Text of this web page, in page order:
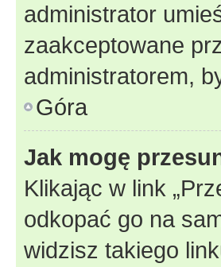
administrator
zaakceptowane
administratorem,
Góra
Jak mogę
Klikając w link
odkopać go na
widzisz takiego